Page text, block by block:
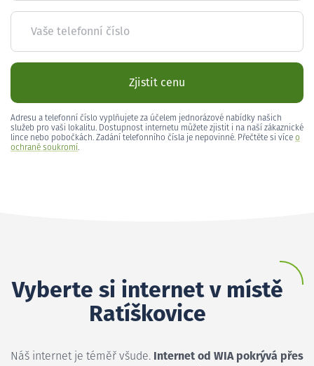
Vaše telefonní číslo
Zjistit cenu
Adresu a telefonní číslo vyplňujete za účelem jednorázové nabídky našich
služeb pro vaši lokalitu. Dostupnost internetu můžete zjistit i na naší zákaznické
lince nebo pobočkách. Zadání telefonního čísla je nepovinné. Přečtěte si více o
ochraně soukromí.
Vyberte si internet v místě
Ratíškovice
Náš internet je téměř všude. Internet od WIA pokrývá přes